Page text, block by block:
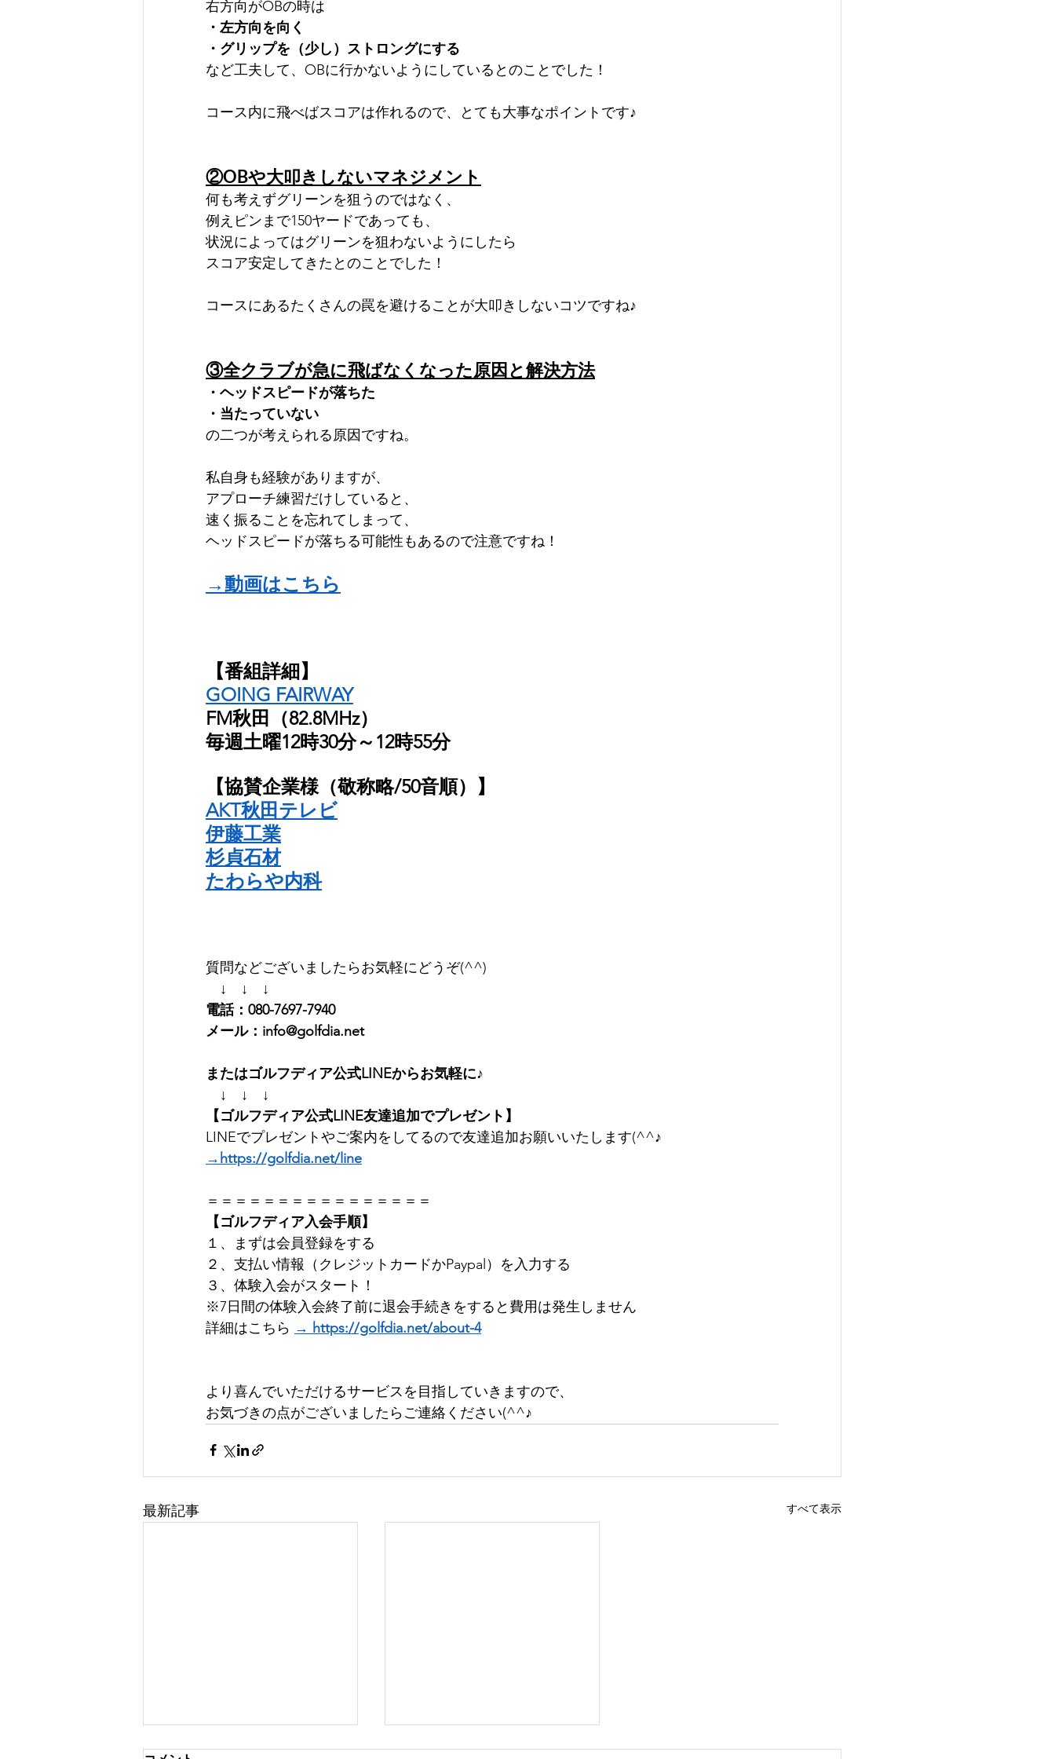
右方向がOBの時は
・左方向を向く
・グリップを（少し）ストロングにする
など工夫して、OBに行かないようにしているとのことでした！
コース内に飛べばスコアは作れるので、とても大事なポイントです♪
②OBや大叩きしないマネジメント
何も考えずグリーンを狙うのではなく、
例えピンまで150ヤードであっても、
状況によってはグリーンを狙わないようにしたら
スコア安定してきたとのことでした！
コースにあるたくさんの罠を避けることが大叩きしないコツですね♪
③全クラブが急に飛ばなくなった原因と解決方法
・ヘッドスピードが落ちた
・当たっていない
の二つが考えられる原因ですね。
私自身も経験がありますが、
アプローチ練習だけしていると、
速く振ることを忘れてしまって、
ヘッドスピードが落ちる可能性もあるので注意ですね！
→動画はこちら
【番組詳細】
GOING FAIRWAY
FM秋田（82.8MHz）
毎週土曜12時30分～12時55分
【協賛企業様（敬称略/50音順）】
AKT秋田テレビ
伊藤工業
杉貞石材
たわらや内科
質問などございましたらお気軽にどうぞ(^^)
↓　↓　↓
電話：080-7697-7940
メール：info@golfdia.net
またはゴルフディア公式LINEからお気軽に♪
↓　↓　↓
【ゴルフディア公式LINE友達追加でプレゼント】
LINEでプレゼントやご案内をしてるので友達追加お願いいたします(^^♪
→https://golfdia.net/line
＝＝＝＝＝＝＝＝＝＝＝＝＝＝＝＝
【ゴルフディア入会手順】
１、まずは会員登録をする
２、支払い情報（クレジットカードかPaypal）を入力する
３、体験入会がスタート！
※7日間の体験入会終了前に退会手続きをすると費用は発生しません
詳細はこちら → https://golfdia.net/about-4
より喜んでいただけるサービスを目指していきますので、
お気づきの点がございましたらご連絡ください(^^♪
最新記事 すべて表示